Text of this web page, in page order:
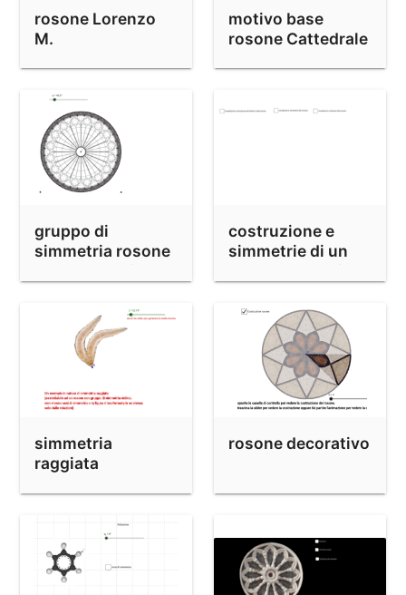
rosone Lorenzo
M.
motivo base
rosone Cattedrale
gruppo di
simmetria rosone
Cattedrale di
costruzione e
simmetrie di un
rosone esempio 1
simmetria
raggiata
rosone decorativo